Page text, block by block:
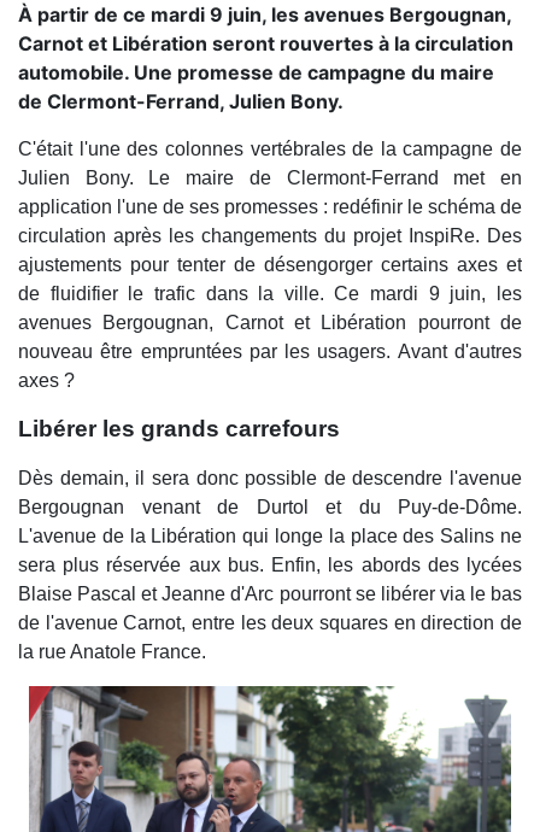
À partir de ce mardi 9 juin, les avenues Bergougnan,
Carnot et Libération seront rouvertes à la circulation
automobile. Une promesse de campagne du maire
de Clermont-Ferrand, Julien Bony.
C'était l'une des colonnes vertébrales de la campagne de
Julien Bony. Le maire de Clermont-Ferrand met en
application l'une de ses promesses : redéfinir le schéma de
circulation après les changements du projet InspiRe. Des
ajustements pour tenter de désengorger certains axes et
de fluidifier le trafic dans la ville. Ce mardi 9 juin, les
avenues Bergougnan, Carnot et Libération pourront de
nouveau être empruntées par les usagers. Avant d'autres
axes ?
Libérer les grands carrefours
Dès demain, il sera donc possible de descendre l'avenue
Bergougnan venant de Durtol et du Puy-de-Dôme.
L'avenue de la Libération qui longe la place des Salins ne
sera plus réservée aux bus. Enfin, les abords des lycées
Blaise Pascal et Jeanne d'Arc pourront se libérer via le bas
de l'avenue Carnot, entre les deux squares en direction de
la rue Anatole France.